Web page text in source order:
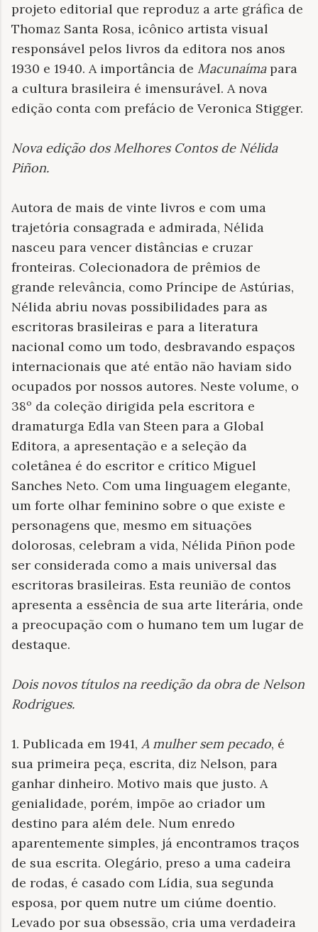
projeto editorial que reproduz a arte gráfica de
Thomaz Santa Rosa, icônico artista visual
responsável pelos livros da editora nos anos
1930 e 1940. A importância de Macunaímapara
a cultura brasileira é imensurável. A nova
edição conta com prefácio de Veronica Stigger.
Nova edição dos Melhores Contos de Nélida
Piñon.
Autora de mais de vinte livros e com uma
trajetória consagrada e admirada, Nélida
nasceu para vencer distâncias e cruzar
fronteiras. Colecionadora de prêmios de
grande relevância, como Príncipe de Astúrias,
Nélida abriu novas possibilidades para as
escritoras brasileiras e para a literatura
nacional como um todo, desbravando espaços
internacionais que até então não haviam sido
ocupados por nossos autores. Neste volume, o
38º da coleção dirigida pela escritora e
dramaturga Edla van Steen para a Global
Editora, a apresentação e a seleção da
coletânea é do escritor e crítico Miguel
Sanches Neto. Com uma linguagem elegante,
um forte olhar feminino sobre o que existe e
personagens que, mesmo em situações
dolorosas, celebram a vida, Nélida Piñon pode
ser considerada como a mais universal das
escritoras brasileiras. Esta reunião de contos
apresenta a essência de sua arte literária, onde
a preocupação com o humano tem um lugar de
destaque.
Dois novos títulos na reedição da obra de Nelson
Rodrigues.
1. Publicada em 1941, A mulher sem pecado, é
sua primeira peça, escrita, diz Nelson, para
ganhar dinheiro. Motivo mais que justo. A
genialidade, porém, impõe ao criador um
destino para além dele. Num enredo
aparentemente simples, já encontramos traços
de sua escrita. Olegário, preso a uma cadeira
de rodas, é casado com Lídia, sua segunda
esposa, por quem nutre um ciúme doentio.
Levado por sua obsessão, cria uma verdadeira